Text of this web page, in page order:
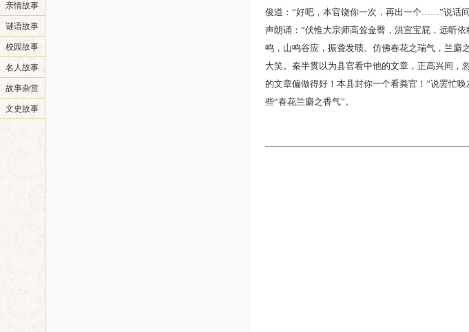
亲情故事
谜语故事
校园故事
名人故事
故事杂赏
文史故事
俊道：“好吧，本官饶你一次，再出一个……”说话
声朗诵：“伏惟大宗师高耸金臀，洪宣宝屁，远听
鸣，山鸣谷应，振聋发聩。仿佛春花之瑞气，兰
大笑。秦半贯以为县官看中他的文章，正高兴间，
的文章偏做得好！本县封你一个看粪官！”说罢忙
些“春花兰麝之香气”。